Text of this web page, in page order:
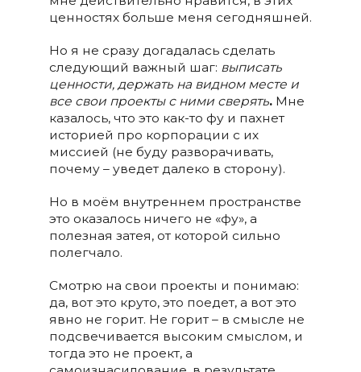
ценностях больше меня сегодняшней.
Но я не сразу догадалась сделать
следующий важный шаг: выписать
ценности, держать на видном месте и
все свои проекты с ними сверять.Мне
казалось, что это как-то фу и пахнет
историей про корпорации с их
миссией (не буду разворачивать,
почему – уведет далеко в сторону).
Но в моём внутреннем пространстве
это оказалось ничего не «фу», а
полезная затея, от которой сильно
полегчало.
Смотрю на свои проекты и понимаю:
да, вот это круто, это поедет, а вот это
явно не горит. Не горит – в смысле не
подсвечивается высоким смыслом, и
тогда это не проект, а